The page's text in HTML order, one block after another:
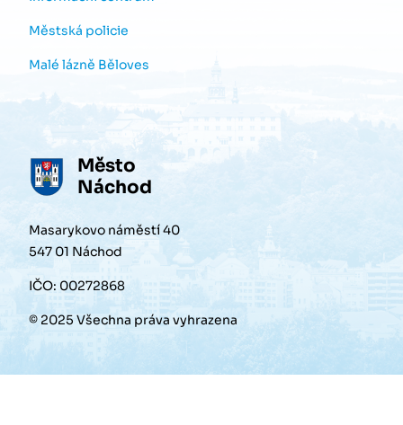
Městská policie
Malé lázně Běloves
Město
Náchod
Masarykovo náměstí 40
547 01 Náchod
IČO: 00272868
© 2025 Všechna práva vyhrazena